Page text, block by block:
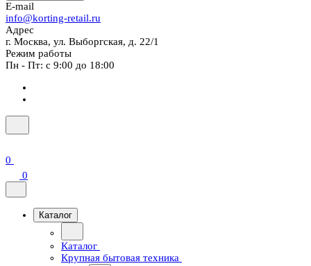
E-mail
info@korting-retail.ru
Адрес
г. Москва, ул. Выборгская, д. 22/1
Режим работы
Пн - Пт: с 9:00 до 18:00
0
0
Каталог
Каталог
Крупная бытовая техника